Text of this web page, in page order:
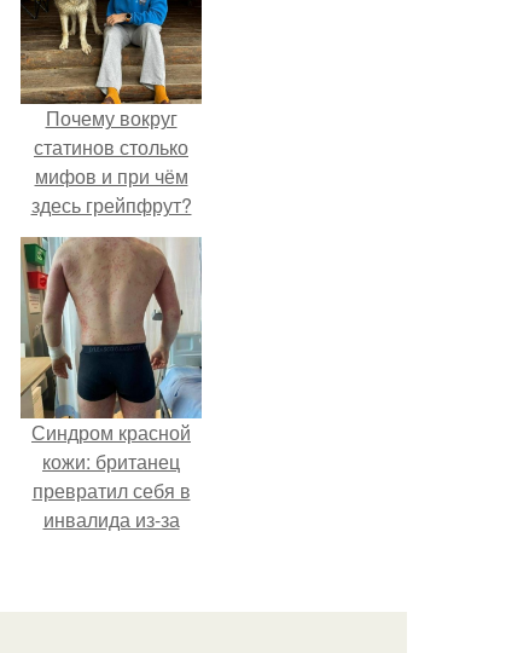
Почему вокруг
статинов столько
мифов и при чём
здесь грейпфрут?
Синдром красной
кожи: британец
превратил себя в
инвалида из-за
мази.